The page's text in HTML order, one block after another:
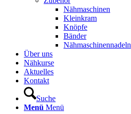
Nähmaschinen
Kleinkram
Knöpfe
Bänder
Nähmaschinennadeln
Über uns
Nähkurse
Aktuelles
Kontakt
Suche
Menü Menü